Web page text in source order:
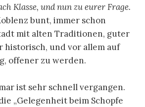
Klasse, und nun zu eurer Frage.
bunt, immer schon
mit alten Traditionen, guter
historisch, und vor allem auf
offener zu werden.
ist sehr schnell vergangen.
„Gelegenheit beim Schopfe